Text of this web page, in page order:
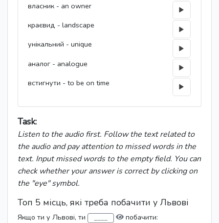
власник - an owner
краєвид - landscape
унікальний - unique
аналог - analogue
встигнути - to be on time
Task:
Listen to the audio first. Follow the text related to
the audio and pay attention to missed words in the
text. Input missed words to the empty field. You can
check whether your answer is correct by clicking on
the "eye" symbol.
Топ 5 місць, які треба побачити у Львові
Якщо ти у Львові, ти
побачити: